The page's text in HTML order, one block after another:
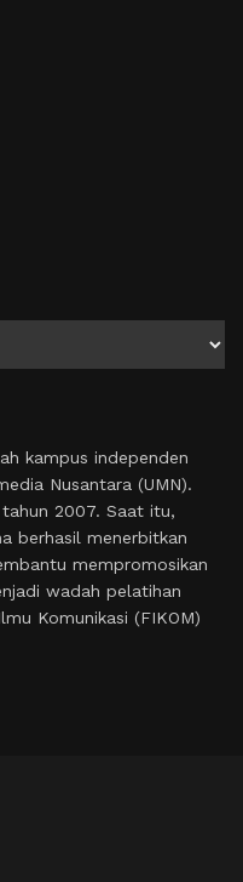
kampus independen
Nusantara (UMN).
2007. Saat itu,
berhasil menerbitkan
mempromosikan
wadah pelatihan
Komunikasi (FIKOM)